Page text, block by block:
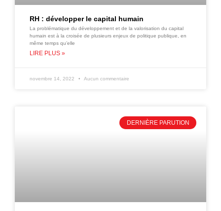
RH : développer le capital humain
La problématique du développement et de la valorisation du capital
humain est à la croisée de plusieurs enjeux de politique publique, en
même temps qu’elle
LIRE PLUS »
novembre 14, 2022 Aucun commentaire
DERNIÈRE PARUTION